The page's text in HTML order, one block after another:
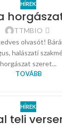
HÍREK
TTMBIO
olvasót!
halászati
horgászat szeret...
TOVÁBB
HÍREK
teli